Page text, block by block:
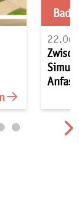
Bad